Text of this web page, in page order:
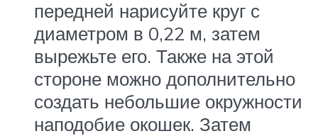
передней нарисуйте круг с
диаметром в 0,22 м, затем
вырежьте его. Также на этой
стороне можно дополнительно
создать небольшие окружности
наподобие окошек. Затем